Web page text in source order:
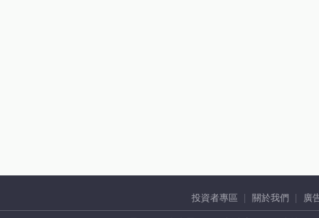
投資者專區 關於我們 廣